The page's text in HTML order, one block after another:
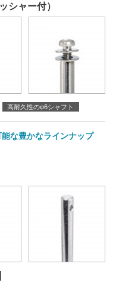
シャー付）
高耐久性のφ6シャフト
な豊かなラインナップ